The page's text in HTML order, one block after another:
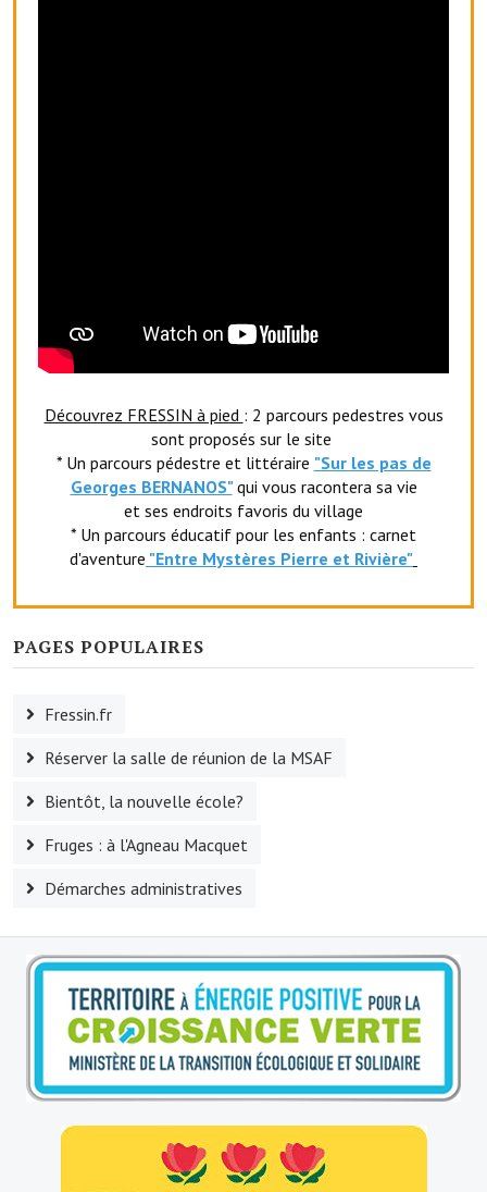
Le comité des fêtes
L'association Avotra-France
Le foyer de la Planquette
L'association des anciens combattants
L'association des anciens sapeurs-pompiers volontaires
Village sportif
La société de chasse
TOURISME, PATRIMOINE
Fressin, ville d'histoire
L'église
Les panneaux du patrimoine
Le château
Georges Bernanos
Découvrez FRESSIN à pied : 2 parcours pedestres vous
sont proposés sur le site
* Un parcours pédestre et littéraire "Sur les pas de
Georges BERNANOS" qui vous racontera sa vie
et ses endroits favoris du village
* Un parcours éducatif pour les enfants : carnet
d'aventure "Entre Mystères Pierre et Rivière"
PAGES POPULAIRES
Fressin.fr
Réserver la salle de réunion de la MSAF
Bientôt, la nouvelle école?
Fruges : à l'Agneau Macquet
Démarches administratives